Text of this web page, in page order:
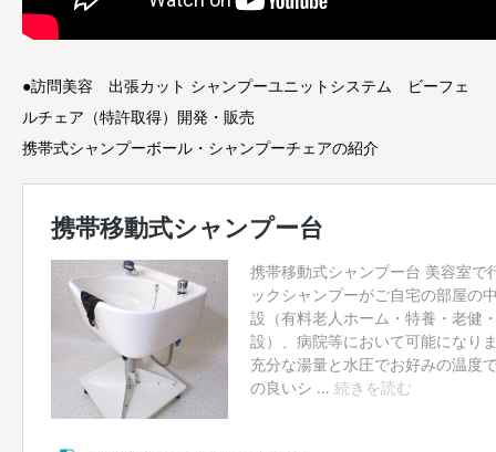
●訪問美容 出張カット シャンプーユニットシステム ビーフェ
ルチェア（特許取得）開発・販売
携帯式シャンプーボール・シャンプーチェアの紹介